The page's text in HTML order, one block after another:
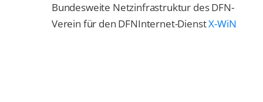
Bundesweite Netzinfrastruktur des DFN-
Verein für den DFNInternet-DienstX-WiN